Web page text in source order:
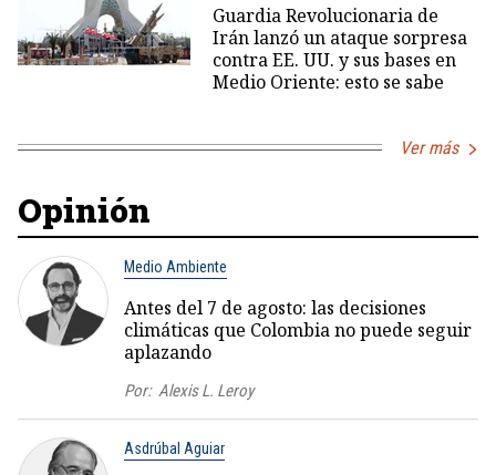
Guardia Revolucionaria de
Irán lanzó un ataque sorpresa
contra EE. UU. y sus bases en
Medio Oriente: esto se sabe
Ver más
Opinión
Medio Ambiente
Antes del 7 de agosto: las decisiones
climáticas que Colombia no puede seguir
aplazando
Por: Alexis L. Leroy
Asdrúbal Aguiar